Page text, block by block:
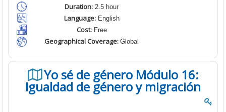
Duration: 2.5 hour
Language:English
Cost:Free
Geographical Coverage: Global
Yo sé de género Módulo 16:
Igualdad de género y migración